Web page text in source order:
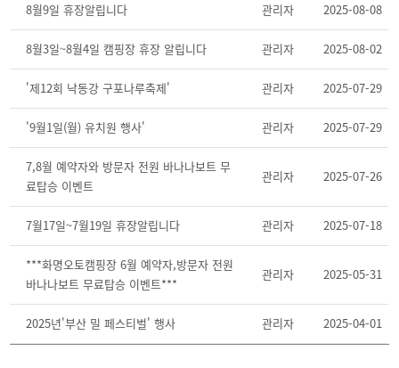
8월9일 휴장알립니다 관리자 2025-08-08
8월3일~8월4일 캠핑장 휴장 알립니다 관리자 2025-08-02
'제12회 낙동강 구포나루축제' 관리자 2025-07-29
'9월1일(월) 유치원 행사' 관리자 2025-07-29
7,8월 예약자와 방문자 전원 바나나보트 무
료탑승 이벤트
관리자 2025-07-26
7월17일~7월19일 휴장알립니다 관리자 2025-07-18
***화명오토캠핑장 6월 예약자,방문자 전원
바나나보트 무료탑승 이벤트***
관리자 2025-05-31
2025년'부산 밀 페스티벌' 행사 관리자 2025-04-01